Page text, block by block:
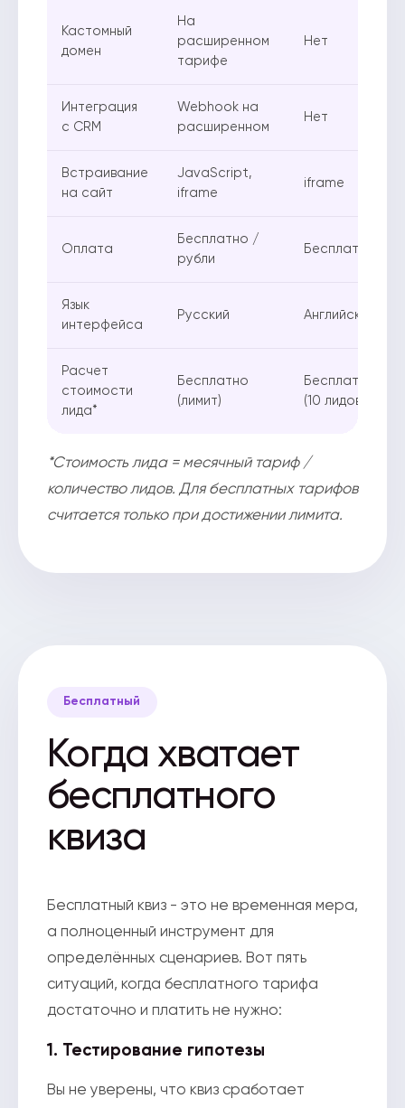
Кастомный
домен
На
расширенном
тарифе
Нет
Интеграция
с CRM
Webhook на
расширенном
Нет
Встраивание
на сайт
JavaScript,
iframe
iframe
Оплата
Бесплатно /
рубли
Бесплатно
Язык
интерфейса
Русский Английский
Расчет
стоимости
лида*
Бесплатно
(лимит)
Бесплатно
(10 лидов)
*Стоимость лида = месячный тариф /
количество лидов. Для бесплатных тарифов
считается только при достижении лимита.
Бесплатный
Когда хватает
бесплатного
квиза
Бесплатный квиз - это не временная мера,
а полноценный инструмент для
определённых сценариев. Вот пять
ситуаций, когда бесплатного тарифа
достаточно и платить не нужно:
1. Тестирование гипотезы
Вы не уверены, что квиз сработает